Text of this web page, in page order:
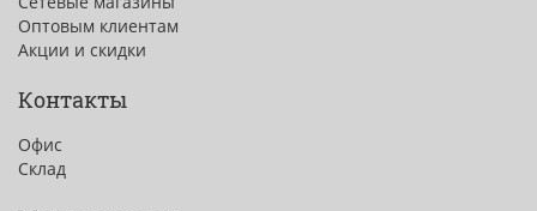
Оптовым клиентам
Акции и скидки
Контакты
Офис
Склад